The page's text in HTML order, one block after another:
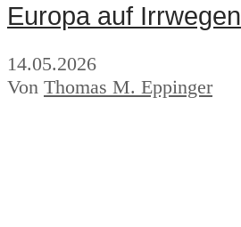
Europa auf Irrwegen
14.05.2026
Von Thomas M. Eppinger